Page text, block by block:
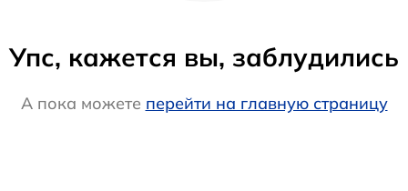
Упс, кажется вы, заблудились
А пока можете перейти на главную страницу